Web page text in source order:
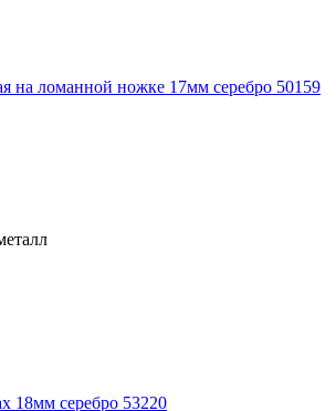
на ломанной ножке 17мм серебро 50159
18мм серебро 53220